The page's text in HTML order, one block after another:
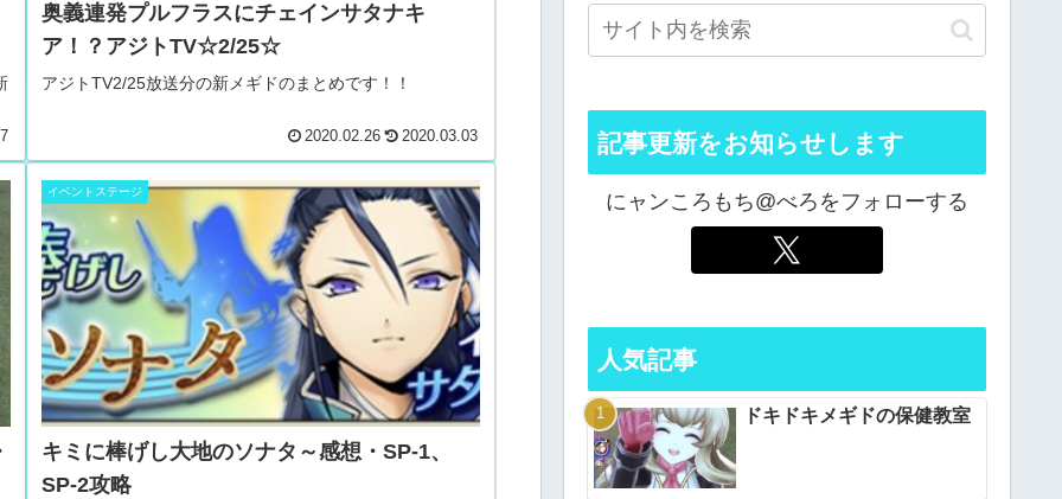
奥義連発プルフラスにチェインサタナキ
ア！？アジトTV☆2/25☆
アジトTV2/25放送分の新メギドのまとめです！！
2020.02.26 2020.03.03
イベントステージ
キミに棒げし大地のソナタ～感想・SP-1、
SP-2攻略
記事更新をお知らせします
にャンころもち@べろをフォローする
人気記事
ドキドキメギドの保健教室